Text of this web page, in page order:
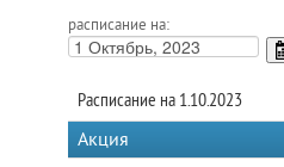
расписание на:
Расписание на 1.10.2023
Акция